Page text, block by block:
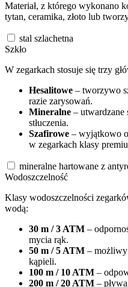
Materiał, z którego wykonano
tytan, ceramika, złoto lub
stal szlachetna
Szkło
W zegarkach stosuje się trzy
Hesalitowe – tworzywo
razie zarysowań.
Mineralne – utwardzane
stłuczenia.
Szafirowe – wyjątkowo
w zegarkach klasy
mineralne hartowane z
Wodoszczelność
Klasy wodoszczelności
wodą:
30 m / 3 ATM –
mycia rąk.
50 m / 5 ATM – możliwy
kąpieli.
100 m / 10 ATM –
200 m / 20 ATM –